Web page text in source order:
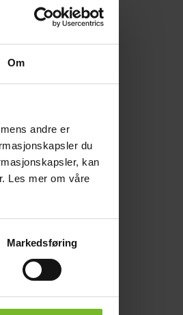
Om
andre er
du
kan
Les mer om våre
Markedsføring